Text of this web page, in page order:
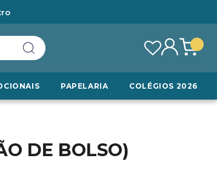
PAPELARIA COLÉGIOS 2026
DE BOLSO)